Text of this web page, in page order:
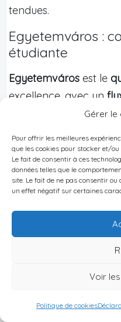
Gérer le
Pour offrir les meilleures
que les cookies pour stocker et/
Le fait de consentir à ces
données telles que le
site. Le fait de ne pas consentir
un effet négatif sur certaines
Voir
Politique de cookies
tendues.
Egyetemváros :
étudiante
Egyetemváros est le
excellence, avec un
personnel
et bien équipés,
bien encolocationou
classique.
Les loyers au mètre
supérieurs à la
particulièrement
et hospitaliers. Pour